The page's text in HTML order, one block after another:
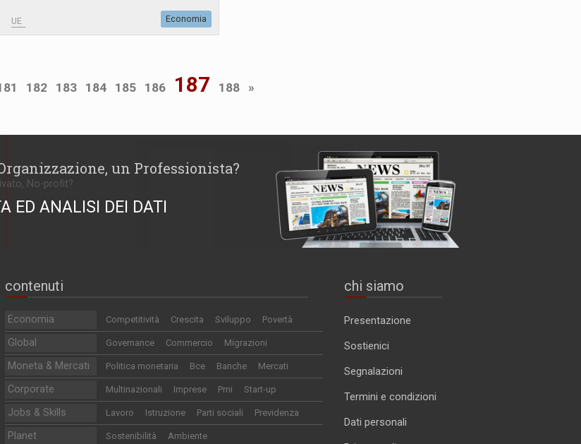
UE Economia
182 183 184 185 186 187 188 »
un Professionista?
No-profit?
ED ANALISI DEI DATI
contenuti
Economia Competitività Crescita Sviluppo Povertà
Global Governance Commercio Migrazioni
Moneta & Mercati Politica monetaria Bce Banche Mercati
Corporate Multinazionali Imprese Pmi Start-up
Jobs & Skills Lavoro Istruzione Parti sociali Previdenza
Planet Sostenibilità Ambiente
chi siamo
Presentazione
Sostienici
Segnalazioni
Termini e condizioni
Dati personali